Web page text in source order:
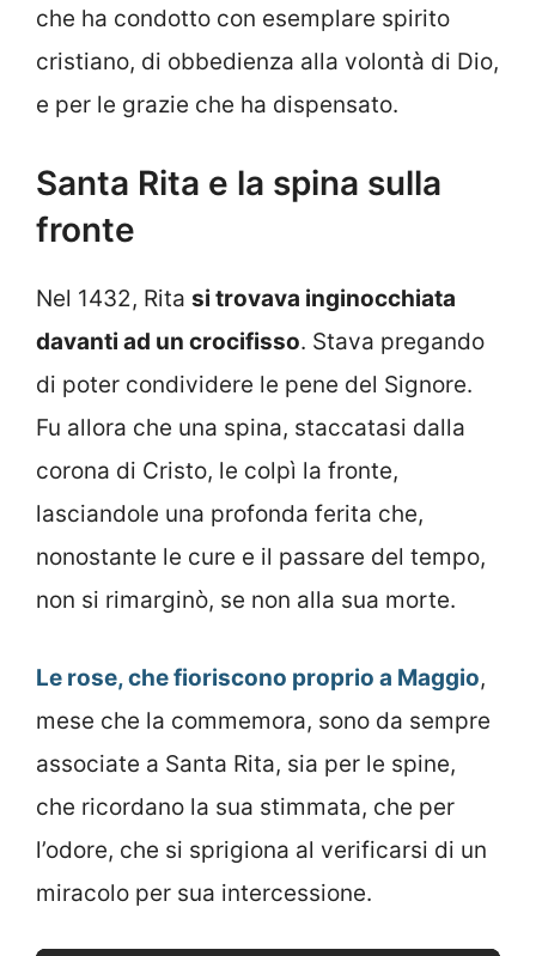
che ha condotto con esemplare spirito
cristiano, di obbedienza alla volontà di Dio,
e per le grazie che ha dispensato.
Santa Rita e la spina sulla
fronte
Nel 1432, Rita si trovava inginocchiata
davanti ad un crocifisso. Stava pregando
di poter condividere le pene del Signore.
Fu allora che una spina, staccatasi dalla
corona di Cristo, le colpì la fronte,
lasciandole una profonda ferita che,
nonostante le cure e il passare del tempo,
non si rimarginò, se non alla sua morte.
Le rose, che fioriscono proprio a Maggio,
mese che la commemora, sono da sempre
associate a Santa Rita, sia per le spine,
che ricordano la sua stimmata, che per
l’odore, che si sprigiona al verificarsi di un
miracolo per sua intercessione.